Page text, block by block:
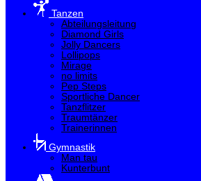
Tanzen
Abteilungsleitung
Diamond Girls
Jolly Dancers
Lollipops
Mirage
no limits
Pep Steps
Sportliche Dancer
Tanzflitzer
Traumtänzer
Trainerinnen
Gymnastik
Man tau
Kunterbunt